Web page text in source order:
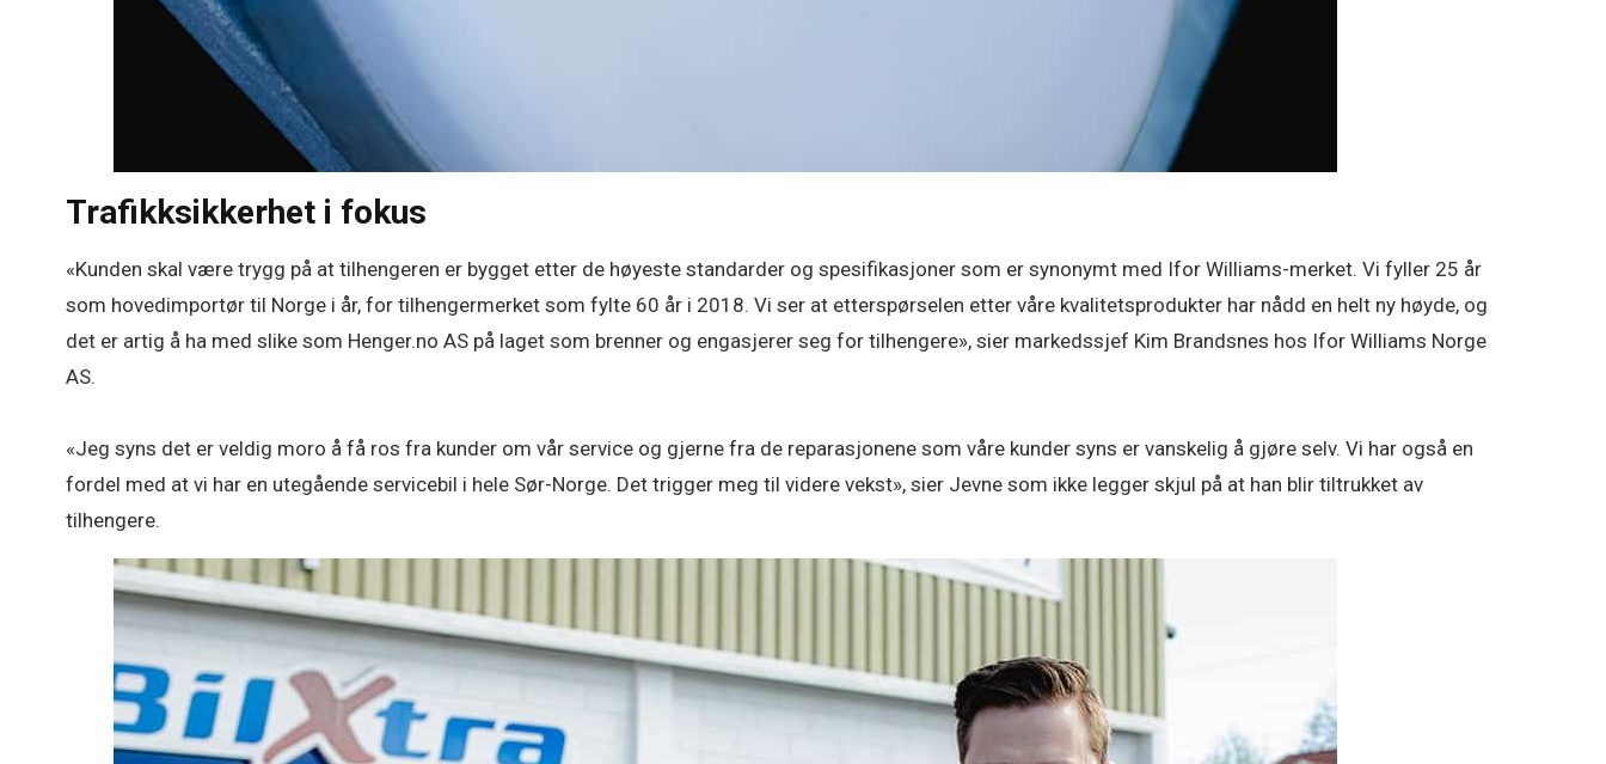
Trafikksikkerhet i fokus
«Kunden skal være trygg på at tilhengeren er bygget etter de høyeste standarder og spesifikasjoner som er synonymt med Ifor Williams-merket. Vi fyller 25 år
som hovedimportør til Norge i år, for tilhengermerket som fylte 60 år i 2018. Vi ser at etterspørselen etter våre kvalitetsprodukter har nådd en helt ny høyde, og
det er artig å ha med slike som Henger.no AS på laget som brenner og engasjerer seg for tilhengere», sier markedssjef Kim Brandsnes hos Ifor Williams Norge
AS.
«Jeg syns det er veldig moro å få ros fra kunder om vår service og gjerne fra de reparasjonene som våre kunder syns er vanskelig å gjøre selv. Vi har også en
fordel med at vi har en utegående servicebil i hele Sør-Norge. Det trigger meg til videre vekst», sier Jevne som ikke legger skjul på at han blir tiltrukket av
tilhengere.